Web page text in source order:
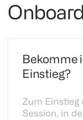
Bekomme
Einstieg?
Zum Einstieg
Session, in